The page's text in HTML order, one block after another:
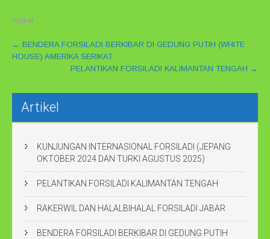
Artikel
P
o
t
a
← BENDERA FORSILADI BERKIBAR DI GEDUNG PUTIH (WHITE
HOUSE) AMERIKA SERIKAT
PELANTIKAN FORSILADI KALIMANTAN TENGAH →
Artikel
KUNJUNGAN INTERNASIONAL FORSILADI (JEPANG
OKTOBER 2024 DAN TURKI AGUSTUS 2025)
PELANTIKAN FORSILADI KALIMANTAN TENGAH
RAKERWIL DAN HALALBIHALAL FORSILADI JABAR
BENDERA FORSILADI BERKIBAR DI GEDUNG PUTIH